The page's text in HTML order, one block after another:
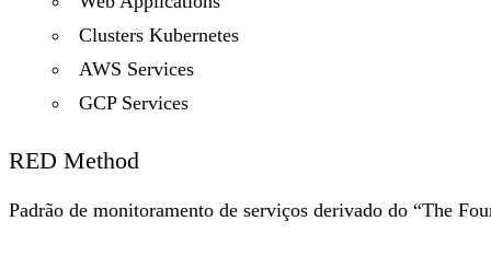
Clusters Kubernetes
AWS Services
GCP Services
RED Method
Padrão de monitoramento de serviços derivado do “The